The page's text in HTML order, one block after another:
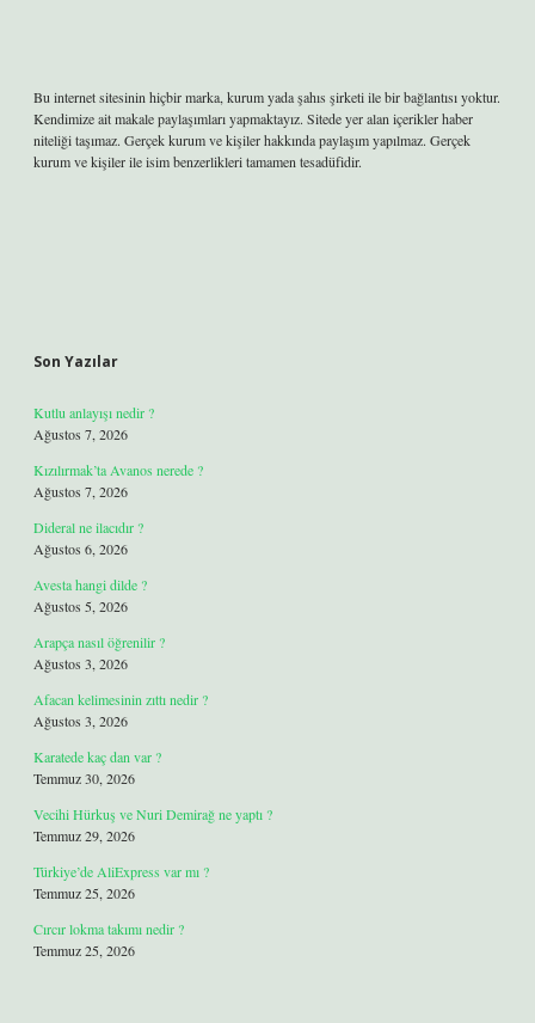
Bu internet sitesinin hiçbir marka, kurum yada şahıs şirketi ile bir bağlantısı yoktur.
Kendimize ait makale paylaşımları yapmaktayız. Sitede yer alan içerikler haber
niteliği taşımaz. Gerçek kurum ve kişiler hakkında paylaşım yapılmaz. Gerçek
kurum ve kişiler ile isim benzerlikleri tamamen tesadüfidir.
Son Yazılar
Kutlu anlayışı nedir ?
Ağustos 7, 2026
Kızılırmak’ta Avanos nerede ?
Ağustos 7, 2026
Dideral ne ilacıdır ?
Ağustos 6, 2026
Avesta hangi dilde ?
Ağustos 5, 2026
Arapça nasıl öğrenilir ?
Ağustos 3, 2026
Afacan kelimesinin zıttı nedir ?
Ağustos 3, 2026
Karatede kaç dan var ?
Temmuz 30, 2026
Vecihi Hürkuş ve Nuri Demirağ ne yaptı ?
Temmuz 29, 2026
Türkiye’de AliExpress var mı ?
Temmuz 25, 2026
Cırcır lokma takımı nedir ?
Temmuz 25, 2026